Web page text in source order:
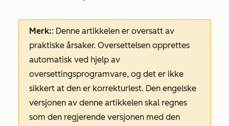
Merk:: Denne artikkelen er oversatt av
praktiske årsaker. Oversettelsen opprettes
automatisk ved hjelp av
oversettingsprogramvare, og det er ikke
sikkert at den er korrekturlest. Den engelske
versjonen av denne artikkelen skal regnes
som den regjerende versjonen med den